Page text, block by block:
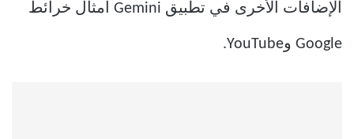
الإضافات الأخرى في تطبيق Gemini أمثال خرائط
Google وYouTube.